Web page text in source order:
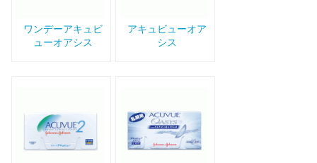
ワンデーアキュビ
ューオアシス
アキュビューオア
シス